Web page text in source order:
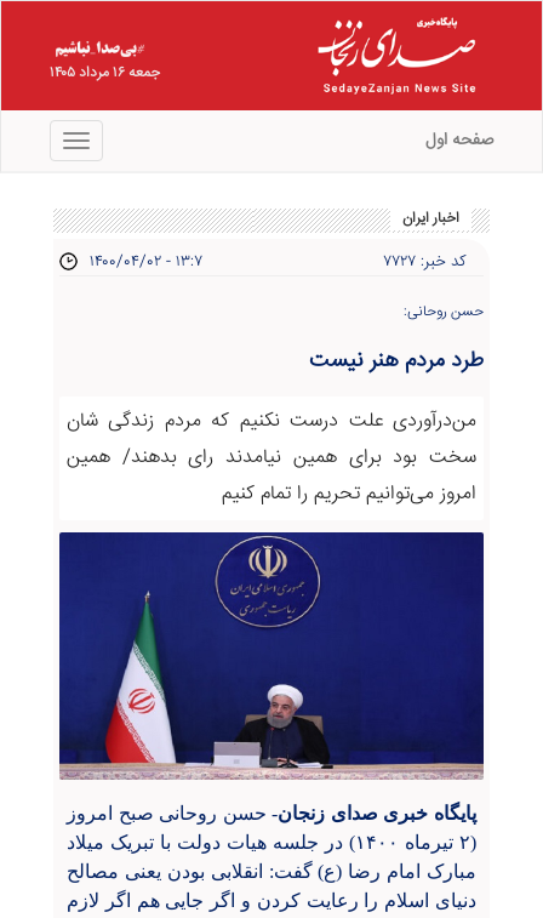
جمعه ۱۶ مرداد ۱۴۰۵
منو صفحه اول
اخبار ایران
کد خبر: ۷۷۲۷ ۱۴۰۰/۰۴/۰۲ - ۱۳:۷
حسن روحانی:
طرد مردم هنر نیست
من‌درآوردی علت درست نکنیم که مردم زندگی شان
سخت بود برای همین نیامدند رای بدهند/ همین
امروز می‌توانیم تحریم را تمام کنیم
پایگاه خبری صدای زنجان- حسن روحانی صبح امروز
(۲ تیرماه ۱۴۰۰) در جلسه هیات دولت با تبریک میلاد
مبارک امام رضا (ع) گفت: انقلابی بودن یعنی مصالح
دنیای اسلام را رعایت کردن و اگر جایی هم اگر لازم